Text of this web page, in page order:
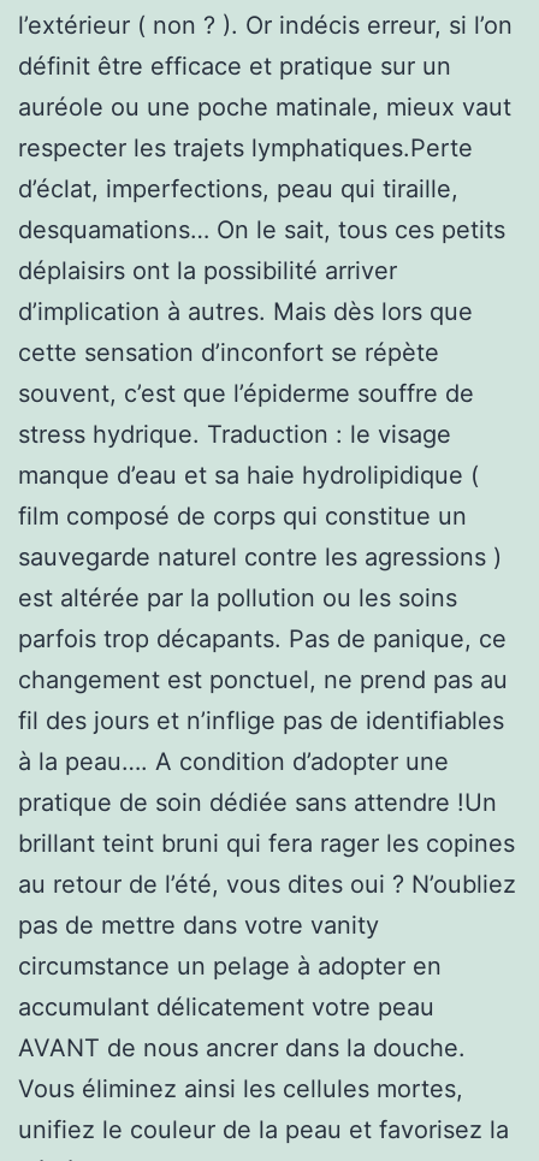
l’extérieur ( non ? ). Or indécis erreur, si l’on
définit être efficace et pratique sur un
auréole ou une poche matinale, mieux vaut
respecter les trajets lymphatiques.Perte
d’éclat, imperfections, peau qui tiraille,
desquamations… On le sait, tous ces petits
déplaisirs ont la possibilité arriver
d’implication à autres. Mais dès lors que
cette sensation d’inconfort se répète
souvent, c’est que l’épiderme souffre de
stress hydrique. Traduction : le visage
manque d’eau et sa haie hydrolipidique (
film composé de corps qui constitue un
sauvegarde naturel contre les agressions )
est altérée par la pollution ou les soins
parfois trop décapants. Pas de panique, ce
changement est ponctuel, ne prend pas au
fil des jours et n’inflige pas de identifiables
à la peau…. A condition d’adopter une
pratique de soin dédiée sans attendre !Un
brillant teint bruni qui fera rager les copines
au retour de l’été, vous dites oui ? N’oubliez
pas de mettre dans votre vanity
circumstance un pelage à adopter en
accumulant délicatement votre peau
AVANT de nous ancrer dans la douche.
Vous éliminez ainsi les cellules mortes,
unifiez le couleur de la peau et favorisez la